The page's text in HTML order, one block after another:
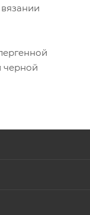
черной